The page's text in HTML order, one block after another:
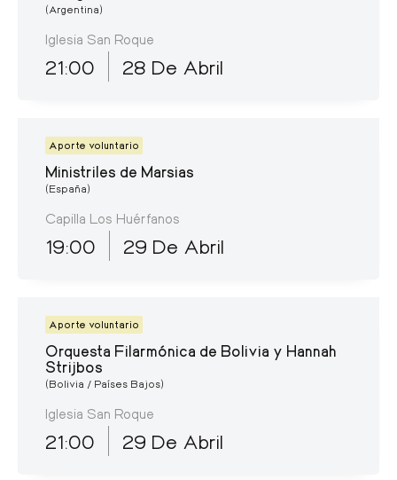
(Argentina)
Iglesia San Roque
21:00 28 De Abril
Aporte voluntario
Ministriles de Marsias
(España)
Capilla Los Huérfanos
19:00 29 De Abril
Aporte voluntario
Orquesta Filarmónica de Bolivia y Hannah
Strijbos
(Bolivia / Países Bajos)
Iglesia San Roque
21:00 29 De Abril